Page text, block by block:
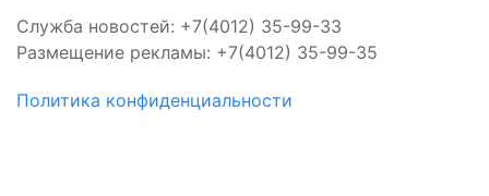
Служба новостей: +7(4012) 35-99-33
Размещение рекламы: +7(4012) 35-99-35
Политика конфиденциальности